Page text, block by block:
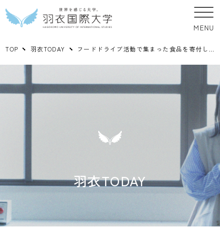
MENU
TOP 羽衣TODAY フードドライブ活動で集まった食品を寄付しました
羽衣TODAY